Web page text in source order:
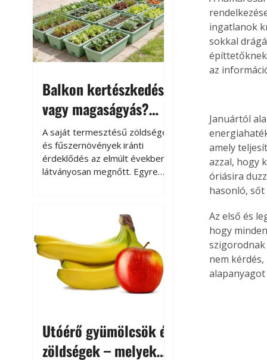
Balkon kertészkedés
vagy magaságyás?
Helytakarékos
kertészkedés
A saját termesztésű zöldségek
és fűszernövények iránti
érdeklődés az elmúlt években
látványosan megnőtt. Egyre
kertészkedés sokak számára
kikapcsolódást és feltöltődést
is jelent.
Utóérő gyümölcsök és
zöldségek – melyek
ingatlanok
sokkal
az
Januártól
amely
azzal, hogy
óriásira
hasonló,
Az első és
hogy
szigorodnak
nem